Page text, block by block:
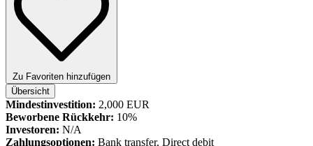
Zu Favoriten hinzufügen
Übersicht
Mindestinvestition: 2,000 EUR
Beworbene Rückkehr: 10%
Investoren: N/A
Zahlungsoptionen: Bank transfer, Direct debit